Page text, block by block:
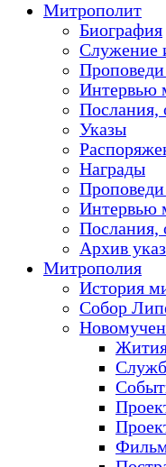
Митрополит
Биография
Служение
Интервью
Послания,
Указы
Награды
Интервью
Послания,
Архив
Митрополия
История
Собор